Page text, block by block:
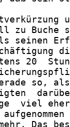
zu Buche
seinen
20
so,
viel
Das